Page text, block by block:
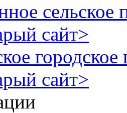
сельское
сайт>
городское
сайт>